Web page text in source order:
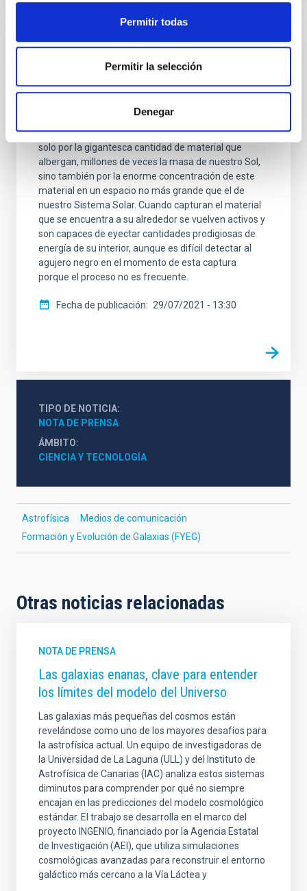
Permitir todas
Permitir la selección
Denegar
negro
Los agujeros negros en los centros de las galaxias
son los objetos más enigmáticos del Universo, no
solo por la gigantesca cantidad de material que
albergan, millones de veces la masa de nuestro Sol,
sino también por la enorme concentración de este
material en un espacio no más grande que el de
nuestro Sistema Solar. Cuando capturan el material
que se encuentra a su alrededor se vuelven activos y
son capaces de eyectar cantidades prodigiosas de
energía de su interior, aunque es difícil detectar al
agujero negro en el momento de esta captura
porque el proceso no es frecuente.
Fecha de publicación 29/07/2021 - 13:30
TIPO DE NOTICIA
NOTA DE PRENSA
ÁMBITO
CIENCIA Y TECNOLOGÍA
Astrofísica
Medios de comunicación
Formación y Evolución de Galaxias (FYEG)
Otras noticias relacionadas
NOTA DE PRENSA
Las galaxias enanas, clave para entender
los límites del modelo del Universo
Las galaxias más pequeñas del cosmos están
revelándose como uno de los mayores desafíos para
la astrofísica actual. Un equipo de investigadoras de
la Universidad de La Laguna (ULL) y del Instituto de
Astrofísica de Canarias (IAC) analiza estos sistemas
diminutos para comprender por qué no siempre
encajan en las predicciones del modelo cosmológico
estándar. El trabajo se desarrolla en el marco del
proyecto INGENIO, financiado por la Agencia Estatal
de Investigación (AEI), que utiliza simulaciones
cosmológicas avanzadas para reconstruir el entorno
galáctico más cercano a la Vía Láctea y